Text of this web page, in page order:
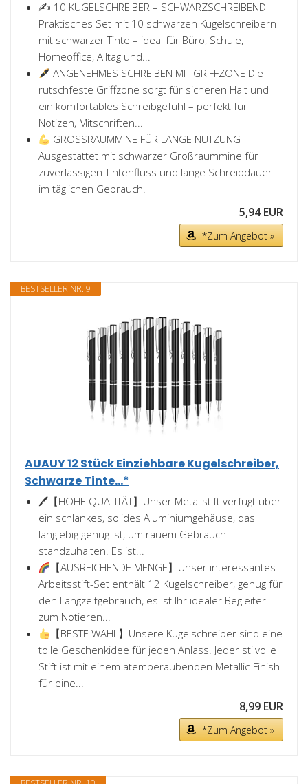
✍️ 10 KUGELSCHREIBER – SCHWARZSCHREIBEND
Praktisches Set mit 10 schwarzen Kugelschreibern
mit schwarzer Tinte – ideal für Büro, Schule,
Homeoffice, Alltag und...
ANGENEHMES SCHREIBEN MIT GRIFFZONE Die
rutschfeste Griffzone sorgt für sicheren Halt und
ein komfortables Schreibgefühl – perfekt für
Notizen, Mitschriften...
GROSSRAUMMINE FÜR LANGE NUTZUNG
Ausgestattet mit schwarzer Großraummine für
zuverlässigen Tintenfluss und lange Schreibdauer
im täglichen Gebrauch.
5,94 EUR
*Zum Angebot »
BESTSELLER NR. 9
AUAUY 12 Stück Einziehbare Kugelschreiber,
Schwarze Tinte...*
🖊【HOHE QUALITÄT】Unser Metallstift verfügt über
ein schlankes, solides Aluminiumgehäuse, das
langlebig genug ist, um rauem Gebrauch
standzuhalten. Es ist...
【AUSREICHENDE MENGE】Unser interessantes
Arbeitsstift-Set enthält 12 Kugelschreiber, genug für
den Langzeitgebrauch, es ist Ihr idealer Begleiter
zum Notieren...
【BESTE WAHL】Unsere Kugelschreiber sind eine
tolle Geschenkidee für jeden Anlass. Jeder stilvolle
Stift ist mit einem atemberaubenden Metallic-Finish
für eine...
8,99 EUR
*Zum Angebot »